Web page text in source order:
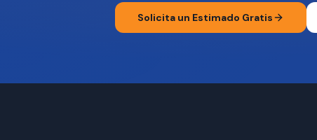
Solicita un Estimado Gratis